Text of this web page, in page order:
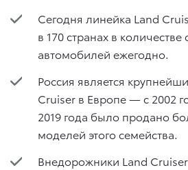
Сегодня линейка Land
в 170 странах в
автомобилей ежегодно.
Россия является
Cruiser в Европе — с 2002
2019 года было продано
моделей этого семейства.
Внедорожники Land Cruiser